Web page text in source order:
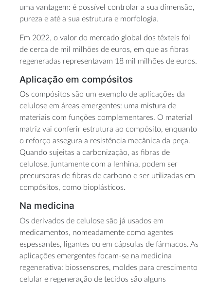
uma vantagem: é possível controlar a sua dimensão,
pureza e até a sua estrutura e morfologia.
Em 2022, o valor do mercado global dos têxteis foi
de cerca de mil milhões de euros, em que as fibras
regeneradas representavam 18 mil milhões de euros.
Aplicação em compósitos
Os compósitos são um exemplo de aplicações da
celulose em áreas emergentes: uma mistura de
materiais com funções complementares. O material
matriz vai conferir estrutura ao compósito, enquanto
o reforço assegura a resistência mecânica da peça.
Quando sujeitas a carbonização, as fibras de
celulose, juntamente com a lenhina, podem ser
precursoras de fibras de carbono e ser utilizadas em
compósitos, como bioplásticos.
Na medicina
Os derivados de celulose são já usados em
medicamentos, nomeadamente como agentes
espessantes, ligantes ou em cápsulas de fármacos. As
aplicações emergentes focam-se na medicina
regenerativa: biossensores, moldes para crescimento
celular e regeneração de tecidos são alguns